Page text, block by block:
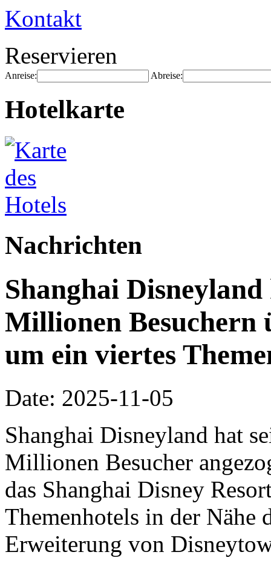
Kontakt
Reservieren
Anreise: Abreise:
Hotelkarte
Nachrichten
Shanghai
Millionen
um ein viertes
Date: 2025-11-05
Shanghai Disneyland hat
Millionen Besucher
das Shanghai Disney
Themenhotels in der Nähe
Erweiterung von